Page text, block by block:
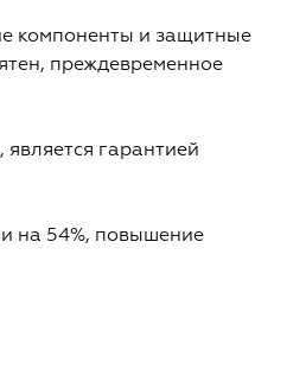
компоненты и защитные
преждевременное
гарантией
на 54%, повышение